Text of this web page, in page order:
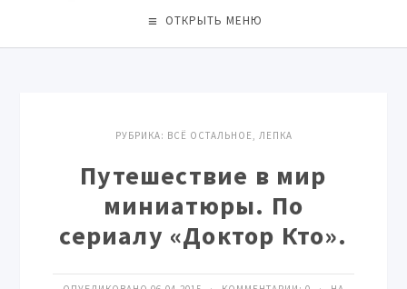
ОТКРЫТЬ МЕНЮ
РУБРИКА: ВСЁ ОСТАЛЬНОЕ, ЛЕПКА
Путешествие в мир
миниатюры. По
сериалу «Доктор Кто».